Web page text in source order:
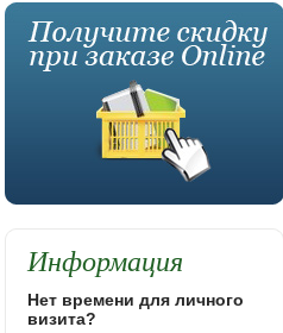
Информация
Нет времени для личного
визита?